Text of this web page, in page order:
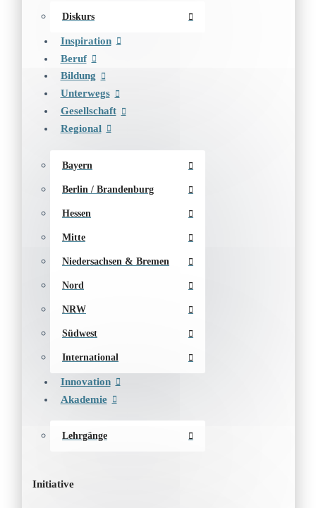
Diskurs
Inspiration
Beruf
Bildung
Unterwegs
Gesellschaft
Regional
Bayern
Berlin / Brandenburg
Hessen
Mitte
Niedersachsen & Bremen
Nord
NRW
Südwest
International
Innovation
Akademie
Lehrgänge
Initiative